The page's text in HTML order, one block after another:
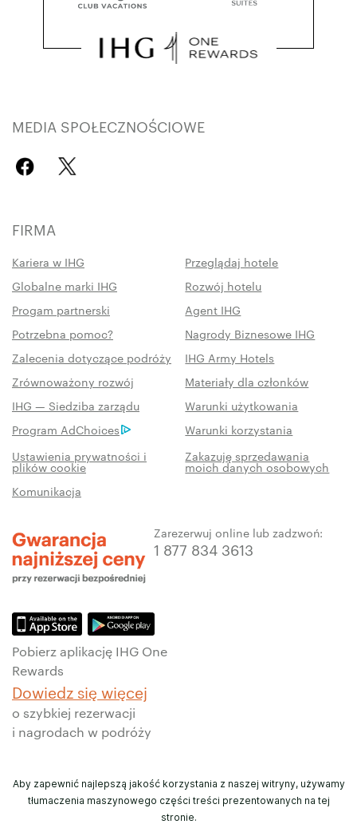
MEDIA SPOŁECZNOŚCIOWE
FIRMA
Kariera w IHG
Przeglądaj hotele
Globalne marki IHG
Rozwój hotelu
Progam partnerski
Agent IHG
Potrzebna pomoc?
Nagrody Biznesowe IHG
Zalecenia dotyczące podróży
IHG Army Hotels
Zrównoważony rozwój
Materiały dla członków
IHG — Siedziba zarządu
Warunki użytkowania
Program AdChoices
Warunki korzystania
Ustawienia prywatności i
plików cookie
Zakazuję sprzedawania
moich danych osobowych
Komunikacja
Zarezerwuj online lub zadzwoń:
1 877 834 3613
Pobierz aplikację IHG One
Rewards
Dowiedz się więcej
o szybkiej rezerwacji
i nagrodach w podróży
Aby zapewnić najlepszą jakość korzystania z naszej witryny, używamy
tłumaczenia maszynowego części treści prezentowanych na tej
stronie.